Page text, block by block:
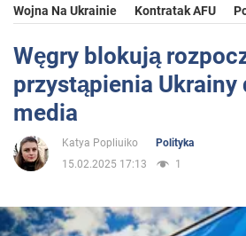
Sport
Rozrywka
Życie
Polityka
Wojna Na Ukrainie Kontratak AFU
Węgry blokują
przystąpienia Ukrainy
media
Katya Popliuiko
Polityka
15.02.2025 17:13
1